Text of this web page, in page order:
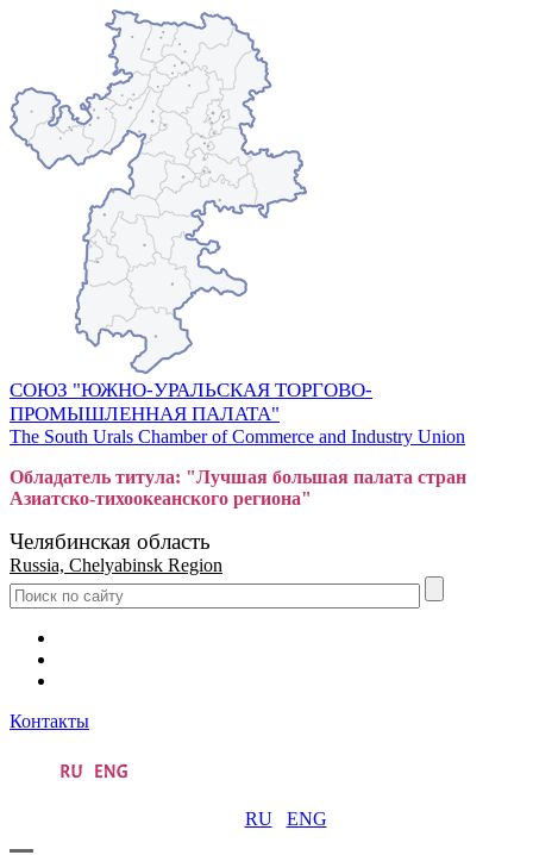
СОЮЗ "ЮЖНО-УРАЛЬСКАЯ ТОРГОВО-
ПРОМЫШЛЕННАЯ ПАЛАТА"
The South Urals Chamber of Commerce and Industry Union
Обладатель титула: "Лучшая большая палата стран
Азиатско-тихоокеанского региона"
Челябинская область
Russia, Chelyabinsk Region
Контакты
RU ENG